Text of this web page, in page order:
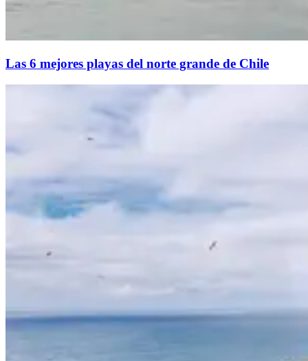
Las 6 mejores playas del norte grande de Chile